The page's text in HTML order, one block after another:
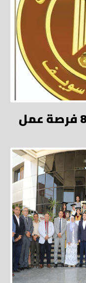
مديرية العمل توفر 895 فرصة عمل